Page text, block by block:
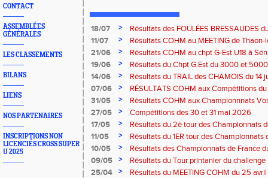
CONTACT
ASSEMBLÉES
GÉNÉRALES
LES CLASSEMENTS
BILANS
LIENS
NOS PARTENAIRES
INSCRIPTIONS NON
LICENCIÉS CROSS SUPER
U 2025
18/07 >
Résultats des FOULÉES BRESSAUDES
Bresse
11/07 >
Résultats COHM au MEETING de Thaon-
2026
21/06 >
Résultats COHM au chpt G-Est U18 à
2026
19/06 >
Résultats du Chpt G.Est du 3000 et
Amneville
14/06 >
Résultats du TRAIL des CHAMOIS du 14
Moselotte
07/06 >
RÉSULTATS COHM aux Compétitions
31/05
>
Résultats COHM aux Championnnats
Masters du 31 mai 2026 à Remiremont
27/05 >
Compétitions des 30 et 31 mai 2026
17/05
>
Résultats du 2è tour des Championnats
région G-Est du 17 mai 2025 à
11/05 >
Résultats du 1ER tour des Championnats
Thaon-les Vosges
10/05 >
Résultats des Championnats de France
Marathon du 10 mai à Troyes
09/05 >
Résultats du Tour printanier du
25/04
>
Résultats du MEETING COHM du 25